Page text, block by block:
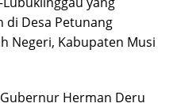
di Desa Petunang
Negeri, Kabupaten Musi
Herman Deru